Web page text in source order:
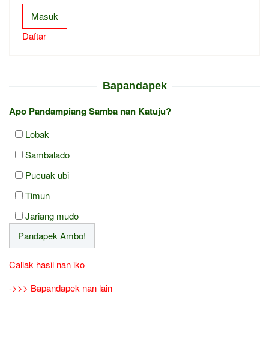
Masuk
Daftar
Bapandapek
Apo Pandampiang Samba nan Katuju?
Lobak
Sambalado
Pucuak ubi
Timun
Jariang mudo
Caliak hasil nan iko
->>> Bapandapek nan lain